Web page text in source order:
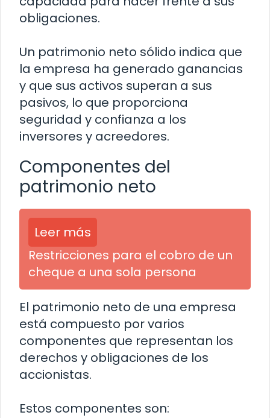
obligaciones.
Un patrimonio neto sólido indica que
la empresa ha generado ganancias
y que sus activos superan a sus
pasivos, lo que proporciona
seguridad y confianza a los
inversores y acreedores.
Componentes del
patrimonio neto
Leer más
Restricciones para el cobro de un
cheque a una sola persona
El patrimonio neto de una empresa
está compuesto por varios
componentes que representan los
derechos y obligaciones de los
accionistas.
Estos componentes son: